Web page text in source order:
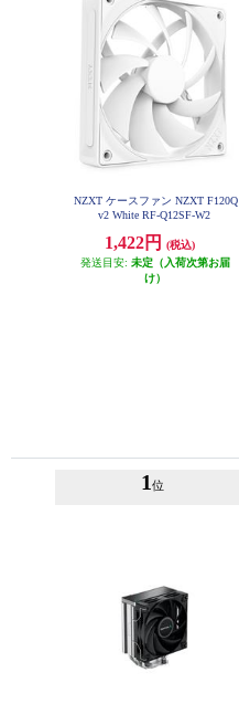
NZXT ケースファン NZXT F120Q
v2 White RF-Q12SF-W2
1,422円
(税込)
発送目安: 未定（入荷次第お届
け）
1 位